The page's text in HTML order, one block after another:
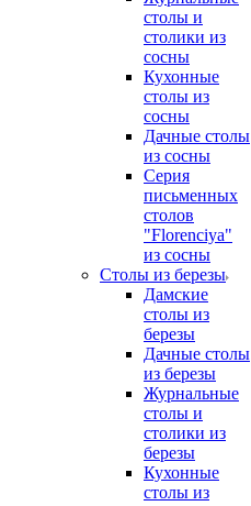
столы и
столики из
сосны
Кухонные
столы из
сосны
Дачные столы
из сосны
Серия
письменных
столов
"Florenciya"
из сосны
Столы из березы
Дамские
столы из
березы
Дачные столы
из березы
Журнальные
столы и
столики из
березы
Кухонные
столы из